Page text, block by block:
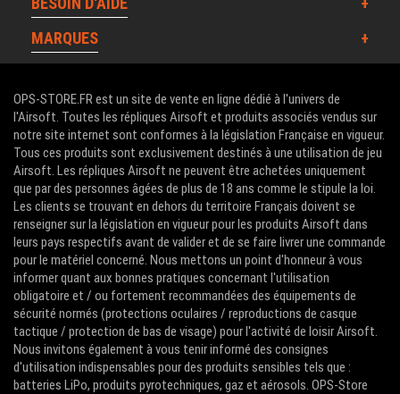
MARQUES
OPS-STORE.FR est un site de vente en ligne dédié à l'univers de
l'Airsoft. Toutes les répliques Airsoft et produits associés vendus sur
notre site internet sont conformes à la législation Française en vigueur.
Tous ces produits sont exclusivement destinés à une utilisation de jeu
Airsoft. Les répliques Airsoft ne peuvent être achetées uniquement
que par des personnes âgées de plus de 18 ans comme le stipule la loi.
Les clients se trouvant en dehors du territoire Français doivent se
renseigner sur la législation en vigueur pour les produits Airsoft dans
leurs pays respectifs avant de valider et de se faire livrer une commande
pour le matériel concerné. Nous mettons un point d'honneur à vous
informer quant aux bonnes pratiques concernant l'utilisation
obligatoire et / ou fortement recommandées des équipements de
sécurité normés (protections oculaires / reproductions de casque
tactique / protection de bas de visage) pour l'activité de loisir Airsoft.
Nous invitons également à vous tenir informé des consignes
d'utilisation indispensables pour des produits sensibles tels que :
batteries LiPo, produits pyrotechniques, gaz et aérosols. OPS-Store